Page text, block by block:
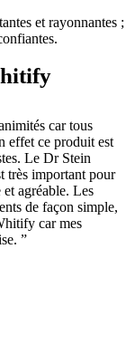
et rayonnantes ;
car tous
effet ce produit est
Le Dr Stein
très important pour
agréable. Les
de façon simple,
car mes
”